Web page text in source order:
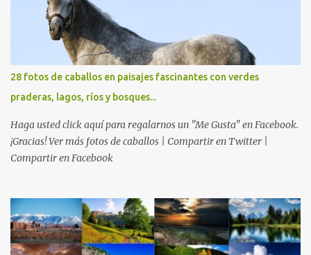
28 fotos de caballos en paisajes fascinantes con verdes
praderas, lagos, ríos y bosques...
Haga usted click aquí para regalarnos un "Me Gusta" en Facebook.
¡Gracias! Ver más fotos de caballos | Compartir en Twitter |
Compartir en Facebook